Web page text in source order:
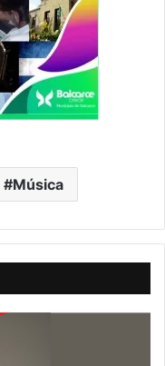
Música